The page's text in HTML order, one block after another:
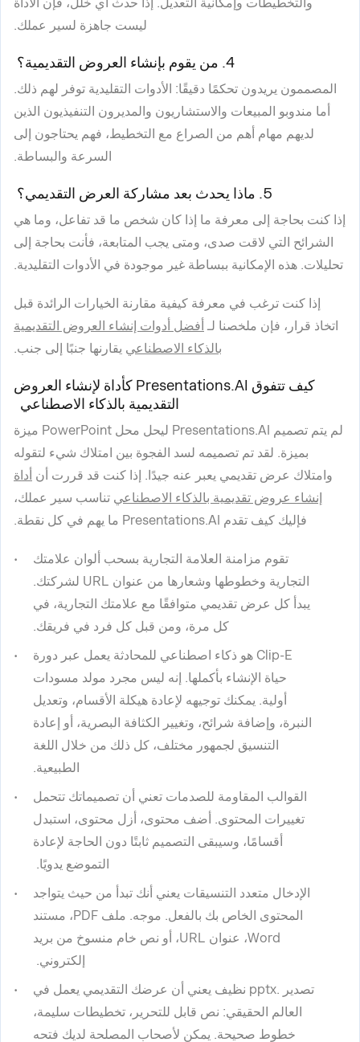
ليست جاهزة لسير عملك.
4. من يقوم بإنشاء العروض التقديمية؟
المصممون يريدون تحكمًا دقيقًا: الأدوات التقليدية توفر لهم ذلك.
أما مندوبو المبيعات والاستشاريون والمديرون التنفيذيون الذين
لديهم مهام أهم من الصراع مع التخطيط، فهم يحتاجون إلى
السرعة والبساطة.
5. ماذا يحدث بعد مشاركة العرض التقديمي؟
إذا كنت بحاجة إلى معرفة ما إذا كان شخص ما قد تفاعل، وما هي
الشرائح التي لاقت صدى، ومتى يجب المتابعة، فأنت بحاجة إلى
تحليلات. هذه الإمكانية ببساطة غير موجودة في الأدوات التقليدية.
إذا كنت ترغب في معرفة كيفية مقارنة الخيارات الرائدة قبل
اتخاذ قرار، فإن ملخصنا لـ أفضل أدوات إنشاء العروض التقديمية
بالذكاء الاصطناعي يقارنها جنبًا إلى جنب.
كيف تتفوق Presentations.AI كأداة لإنشاء العروض
التقديمية بالذكاء الاصطناعي
لم يتم تصميم Presentations.AI ليحل محل PowerPoint ميزة
بميزة. لقد تم تصميمه لسد الفجوة بين امتلاك شيء لتقوله
وامتلاك عرض تقديمي يعبر عنه جيدًا. إذا كنت قد قررت أن أداة
إنشاء عروض تقديمية بالذكاء الاصطناعي تناسب سير عملك،
فإليك كيف تقدم Presentations.AI ما يهم في كل نقطة.
تقوم مزامنة العلامة التجارية بسحب ألوان علامتك
التجارية وخطوطها وشعارها من عنوان URL لشركتك.
يبدأ كل عرض تقديمي متوافقًا مع علامتك التجارية، في
كل مرة، ومن قبل كل فرد في فريقك.
Clip-E هو ذكاء اصطناعي للمحادثة يعمل عبر دورة
حياة الإنشاء بأكملها. إنه ليس مجرد مولد مسودات
أولية. يمكنك توجيهه لإعادة هيكلة الأقسام، وتعديل
النبرة، وإضافة شرائح، وتغيير الكثافة البصرية، أو إعادة
التنسيق لجمهور مختلف، كل ذلك من خلال اللغة
الطبيعية.
القوالب المقاومة للصدمات تعني أن تصميماتك تتحمل
تغييرات المحتوى. أضف محتوى، أزل محتوى، استبدل
أقسامًا، وسيبقى التصميم ثابتًا دون الحاجة لإعادة
التموضع يدويًا.
الإدخال متعدد التنسيقات يعني أنك تبدأ من حيث يتواجد
المحتوى الخاص بك بالفعل. موجه. ملف PDF، مستند
Word، عنوان URL، أو نص خام منسوخ من بريد
إلكتروني.
تصدير .pptx نظيف يعني أن عرضك التقديمي يعمل في
العالم الحقيقي: نص قابل للتحرير، تخطيطات سليمة،
خطوط صحيحة. يمكن لأصحاب المصلحة لديك فتحه